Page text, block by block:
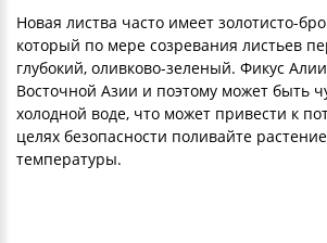
Новая листва часто имеет золотисто-
который по мере созревания листьев
глубокий, оливково-зеленый. Фикус
Восточной Азии и поэтому может быть
холодной воде, что может привести к
целях безопасности поливайте
температуры.